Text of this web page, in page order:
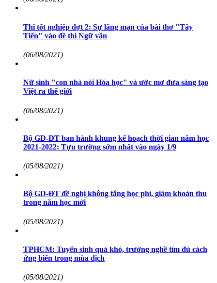
Thi tốt nghiệp đợt 2: Sự lãng mạn của bài thơ "Tây
Tiến" vào đề thi Ngữ văn
(06/08/2021)
Nữ sinh "con nhà nòi Hóa học" và ước mơ đưa sáng tạo
Việt ra thế giới
(06/08/2021)
Bộ GD-ĐT ban hành khung kế hoạch thời gian năm học
2021-2022: Tựu trường sớm nhất vào ngày 1/9
(05/08/2021)
Bộ GD-ĐT đề nghị không tăng học phí, giảm khoản thu
trong năm học mới
(05/08/2021)
TPHCM: Tuyển sinh quá khó, trường nghề tìm đủ cách
ứng biến trong mùa dịch
(05/08/2021)